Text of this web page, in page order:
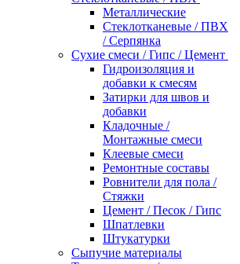
Металлические
Стеклотканевые / ПВХ
/ Серпянка
Сухие смеси / Гипс / Цемент
Гидроизоляция и
добавки к смесям
Затирки для швов и
добавки
Кладочные /
Монтажные смеси
Клеевые смеси
Ремонтные составы
Ровнители для пола /
Стяжки
Цемент / Песок / Гипс
Шпатлевки
Штукатурки
Сыпучие материалы